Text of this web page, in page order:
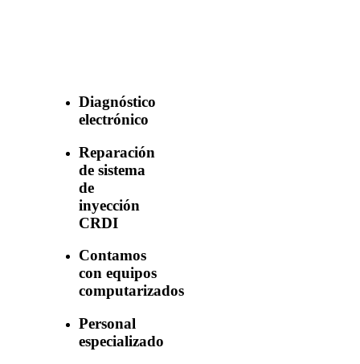
Diagnóstico
electrónico
Reparación
de sistema
de
inyección
CRDI
Contamos
con equipos
computarizados
Personal
especializado